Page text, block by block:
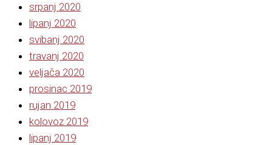
srpanj 2020
lipanj 2020
svibanj 2020
travanj 2020
veljača 2020
prosinac 2019
rujan 2019
kolovoz 2019
lipanj 2019